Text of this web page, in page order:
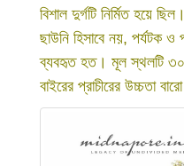
বিশাল দুর্গটি নির্মিত হয়ে
ছাউনি হিসাবে নয়, পর্যটক ও
ব্যবহৃত হত। মূল স্থলটি
বাইরের প্রাচীরের উচ্চতা